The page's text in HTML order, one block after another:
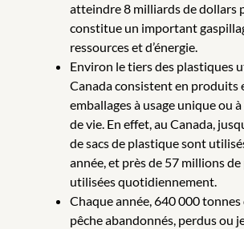
atteindre 8 milliards de dollars
constitue un important
ressources et d’énergie.
Environ le tiers des plastiques
Canada consistent en produits
emballages à usage unique ou
de vie. En effet, au Canada,
de sacs de plastique sont
année, et près de 57 millions
utilisées quotidiennement.
Chaque année, 640 000 tonnes
pêche abandonnés, perdus ou